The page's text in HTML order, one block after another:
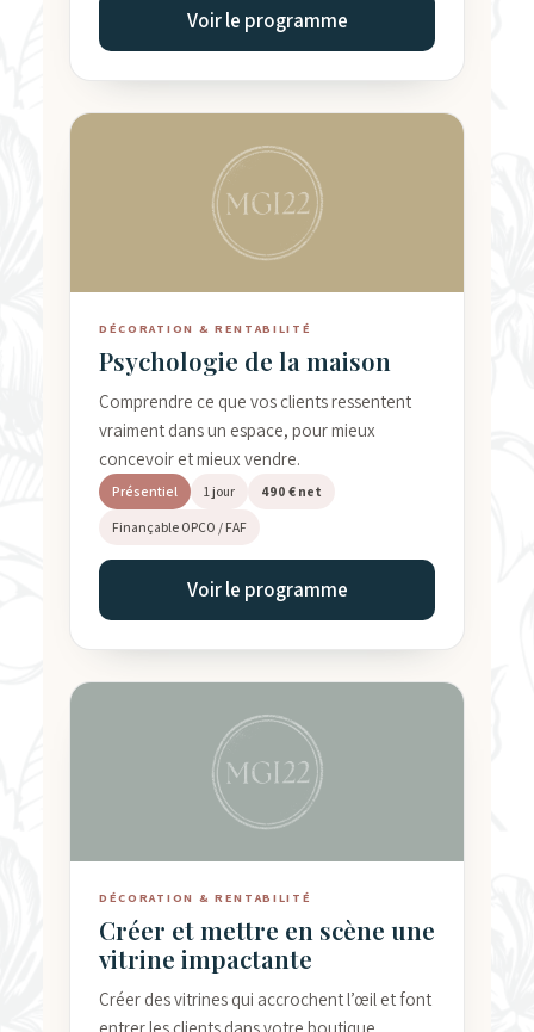
Voir le programme
DÉCORATION & RENTABILITÉ
Psychologie de la maison
Comprendre ce que vos clients ressentent
vraiment dans un espace, pour mieux
concevoir et mieux vendre.
Présentiel 1 jour
490 € net
Finançable OPCO / FAF
Voir le programme
DÉCORATION & RENTABILITÉ
Créer et mettre en scène une
vitrine impactante
Créer des vitrines qui accrochent l’œil et font